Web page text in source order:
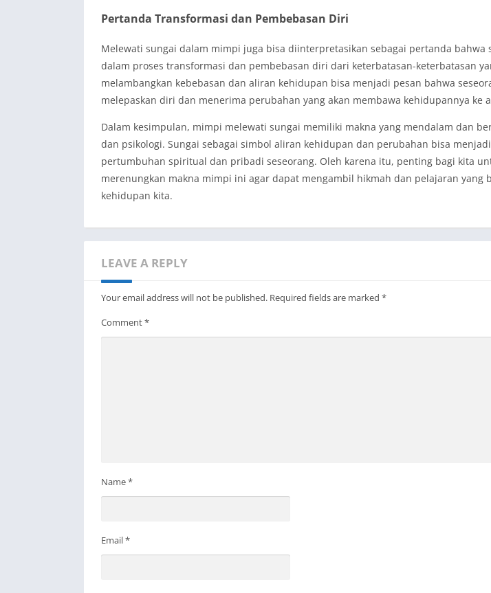
Pertanda Transformasi dan Pembebasan Diri
Melewati sungai dalam mimpi juga bisa diinterpretasikan sebagai pertanda bahwa
dalam proses transformasi dan pembebasan diri dari keterbatasan-keterbatasan
melambangkan kebebasan dan aliran kehidupan bisa menjadi pesan bahwa
melepaskan diri dan menerima perubahan yang akan membawa kehidupannya ke
Dalam kesimpulan, mimpi melewati sungai memiliki makna yang mendalam dan
dan psikologi. Sungai sebagai simbol aliran kehidupan dan perubahan bisa
pertumbuhan spiritual dan pribadi seseorang. Oleh karena itu, penting bagi kita
merenungkan makna mimpi ini agar dapat mengambil hikmah dan pelajaran yang
kehidupan kita.
LEAVE A REPLY
Your email address will not be published. Required fields are marked *
Comment*
Name*
Email*